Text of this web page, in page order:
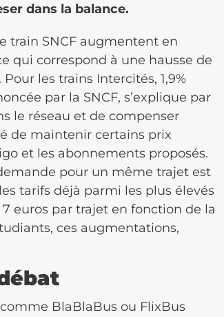
dans la balance.
train SNCF augmentent en
qui correspond à une hausse de
les trains Intercités, 1,9%
par la SNCF, s’explique par
le réseau et de compenser
de maintenir certains prix
et les abonnements proposés.
pour un même trajet est
tarifs déjà parmi les plus élevés
euros par trajet en fonction de la
ces augmentations,
BlaBlaBus ou FlixBus